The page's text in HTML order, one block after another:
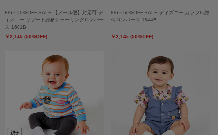
8/6～50%OFF SALE 【メール便】対応可 デ
ィズニー リゾート総柄シャーリングロンパー
ス 1601B
￥2,145 (50%OFF)
8/6～50%OFF SALE ディズニー カラフル総
柄ロンパース 1344B
￥2,145 (50%OFF)